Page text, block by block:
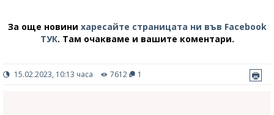
За още новини харесайте страницата ни във Facebook
ТУК. Там очакваме и вашите коментари.
15.02.2023, 10:13 часа 7612 1